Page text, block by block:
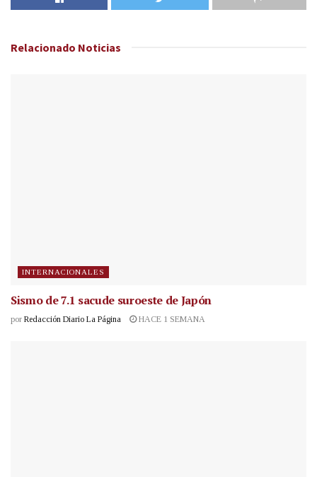
Relacionado Noticias
INTERNACIONALES
Sismo de 7.1 sacude suroeste de Japón
por Redacción Diario La Página HACE 1 SEMANA